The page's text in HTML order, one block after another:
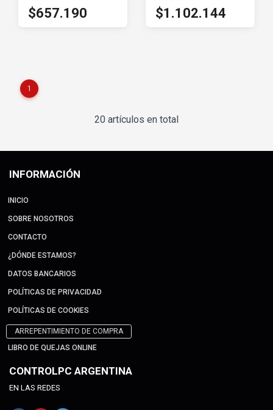
$657.190 $1.102.144
1
20 artículos en total
INFORMACIÓN
INICIO
SOBRE NOSOTROS
CONTACTO
¿DÓNDE ESTAMOS?
DATOS BANCARIOS
POLÍTICAS DE PRIVACIDAD
POLÍTICAS DE COOKIES
ARREPENTIMIENTO DE COMPRA
LIBRO DE QUEJAS ONLINE
CONTROLPC ARGENTINA
EN LAS REDES